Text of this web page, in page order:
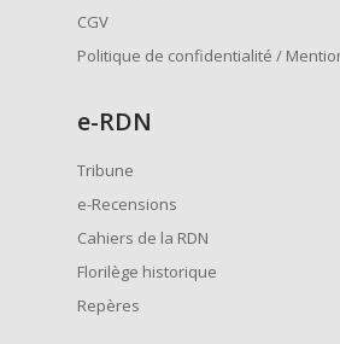
CGV
Politique de confidentialité /
e-RDN
Tribune
e-Recensions
Cahiers de la RDN
Florilège historique
Repères